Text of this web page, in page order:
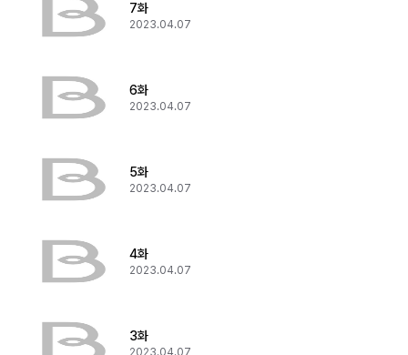
7화
2023.04.07
6화
2023.04.07
5화
2023.04.07
4화
2023.04.07
3화
2023.04.07